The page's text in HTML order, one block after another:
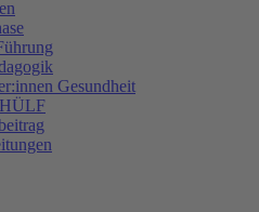
Gesundheit